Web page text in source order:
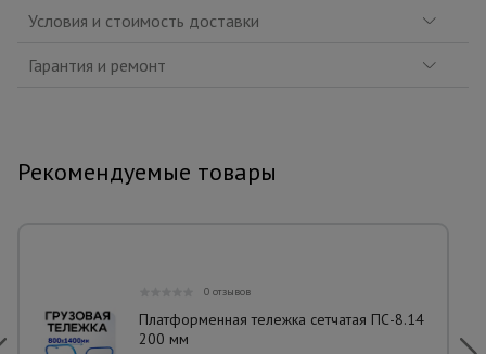
Условия и стоимость доставки
Гарантия и ремонт
Рекомендуемые товары
0 отзывов
Платформенная тележка сетчатая ПС-8.14
200 мм